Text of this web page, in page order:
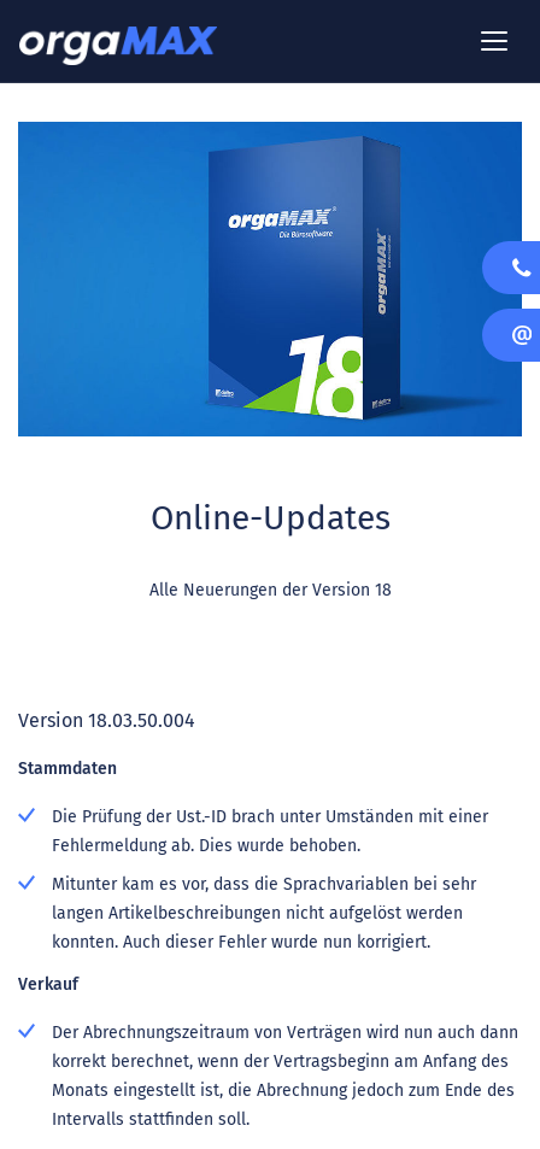
Online-Updates
Alle Neuerungen der Version 18
Version 18.03.50.004
Stammdaten
Die Prüfung der Ust.-ID brach unter Umständen mit einer
Fehlermeldung ab. Dies wurde behoben.
Mitunter kam es vor, dass die Sprachvariablen bei sehr
langen Artikelbeschreibungen nicht aufgelöst werden
konnten. Auch dieser Fehler wurde nun korrigiert.
Verkauf
Der Abrechnungszeitraum von Verträgen wird nun auch dann
korrekt berechnet, wenn der Vertragsbeginn am Anfang des
Monats eingestellt ist, die Abrechnung jedoch zum Ende des
Intervalls stattfinden soll.